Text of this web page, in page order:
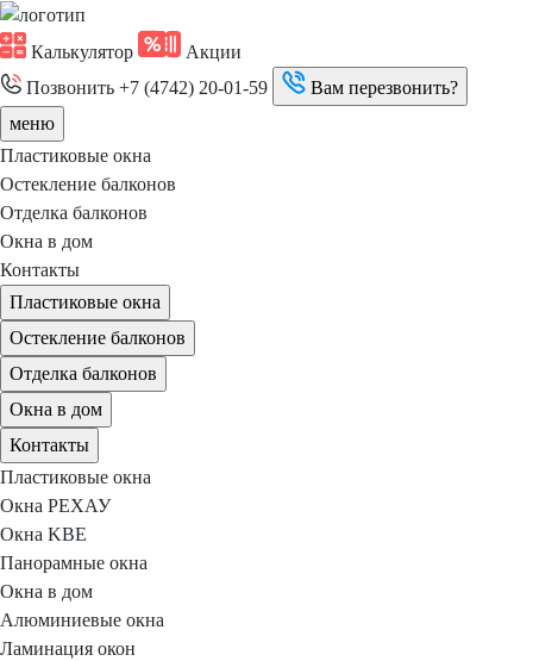
Калькулятор
Акции
Позвонить +7 (4742) 20-01-59
Вам перезвонить?
меню
Пластиковые окна
Остекление балконов
Отделка балконов
Окна в дом
Контакты
Пластиковые окна
Остекление балконов
Отделка балконов
Окна в дом
Контакты
Пластиковые окна
Окна РЕХАУ
Окна KBE
Панорамные окна
Окна в дом
Алюминиевые окна
Ламинация окон